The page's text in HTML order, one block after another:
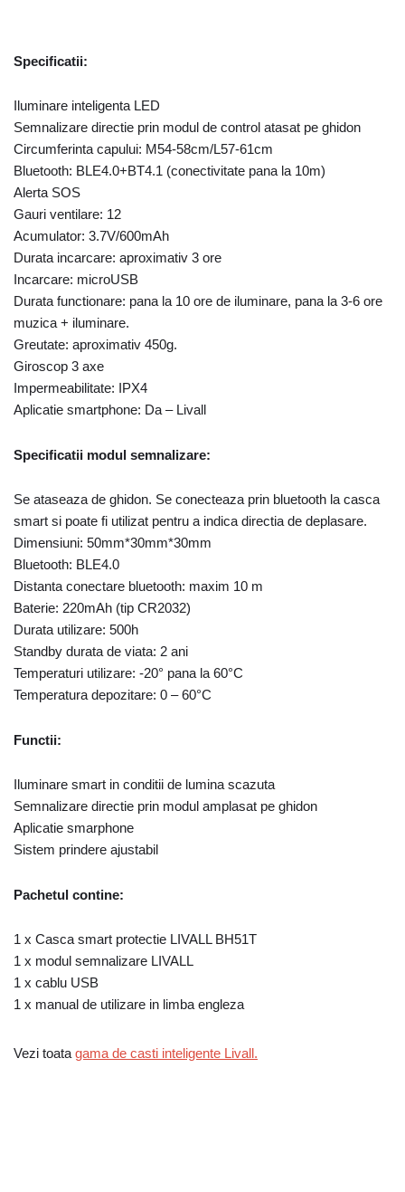
Specificatii:
Iluminare inteligenta LED
Semnalizare directie prin modul de control atasat pe ghidon
Circumferinta capului: M54-58cm/L57-61cm
Bluetooth: BLE4.0+BT4.1 (conectivitate pana la 10m)
Alerta SOS
Gauri ventilare: 12
Acumulator: 3.7V/600mAh
Durata incarcare: aproximativ 3 ore
Incarcare: microUSB
Durata functionare: pana la 10 ore de iluminare, pana la 3-6 ore
muzica + iluminare.
Greutate: aproximativ 450g.
Giroscop 3 axe
Impermeabilitate: IPX4
Aplicatie smartphone: Da – Livall
Specificatii modul semnalizare:
Se ataseaza de ghidon. Se conecteaza prin bluetooth la casca
smart si poate fi utilizat pentru a indica directia de deplasare.
Dimensiuni: 50mm*30mm*30mm
Bluetooth: BLE4.0
Distanta conectare bluetooth: maxim 10 m
Baterie: 220mAh (tip CR2032)
Durata utilizare: 500h
Standby durata de viata: 2 ani
Temperaturi utilizare: -20° pana la 60°C
Temperatura depozitare: 0 – 60°C
Functii:
Iluminare smart in conditii de lumina scazuta
Semnalizare directie prin modul amplasat pe ghidon
Aplicatie smarphone
Sistem prindere ajustabil
Pachetul contine:
1 x Casca smart protectie LIVALL BH51T
1 x modul semnalizare LIVALL
1 x cablu USB
1 x manual de utilizare in limba engleza
Vezi toata gama de casti inteligente Livall.